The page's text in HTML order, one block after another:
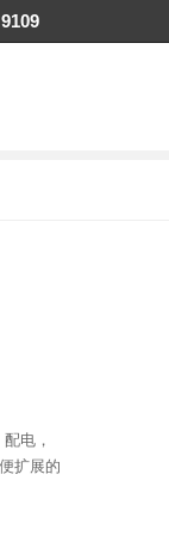
电，
扩展的